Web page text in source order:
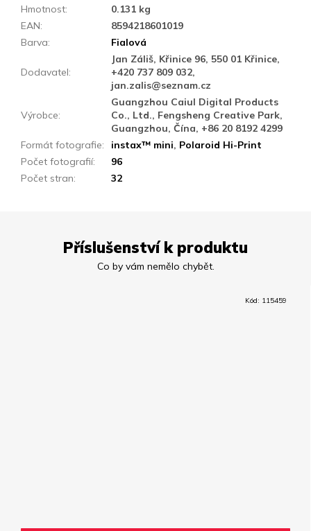
Příslušenství k produktu
Kód: 115459
Hmotnost:
0.131 kg
EAN:
8594218601019
Barva: Fialová
Dodavatel:
Jan Záliš, Křinice 96, 550 01 Křinice,
+420 737 809 032,
jan.zalis@seznam.cz
Výrobce:
Guangzhou Caiul Digital Products
Co., Ltd., Fengsheng Creative Park,
Guangzhou, Čína, +86 20 8192 4299
Formát fotografie: instax™ mini, Polaroid Hi-Print
Počet fotografií:
96
Počet stran: 32